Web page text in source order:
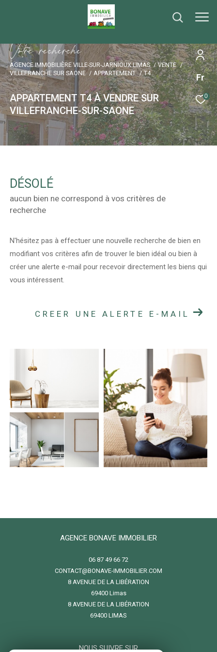
Fr
0
Votre recherche
AGENCE IMMOBILIÈRE VILLE-SUR-JARNIOUX LIMAS
VENTE
VILLEFRANCHE SUR SAONE
APPARTEMENT T4
APPARTEMENT T4 À VENDRE SUR
VILLEFRANCHE-SUR-SAONE
DÉSOLÉ
aucun bien ne correspond à vos critères de
recherche
N'hésitez pas à effectuer une nouvelle recherche de bien en
modifiant vos critères afin de trouver le bien idéal ou bien à
créer une alerte e-mail pour recevoir directement les biens qui
vous intéressent.
CREER UNE ALERTE E-MAIL
AGENCE BONAVE IMMOBILIER
06 87 49 66 72
CONTACT@BONAVE-IMMOBILIER.COM
8 AVENUE DE LA LIBÉRATION
69400
limas
8 AVENUE DE LA LIBÉRATION
69400 LIMAS
NOUS SUIVRE SUR